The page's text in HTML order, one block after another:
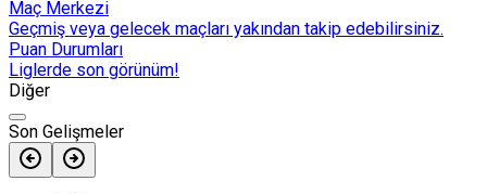
Maç Merkezi
Geçmiş veya gelecek maçları yakından takip edebilirsiniz.
Puan Durumları
Liglerde son görünüm!
Diğer
Son Gelişmeler